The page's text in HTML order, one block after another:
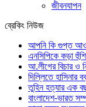
জীবনযাপন
ব্রেকিং নিউজ
আপনি কি গুপ্ত
এনসিপিকে কড়া
আ.লীগের বিচার ও
দিল্লিতে হাসিনার
তুহিন হত্যার এক
বাংলাদেশ-ভারত